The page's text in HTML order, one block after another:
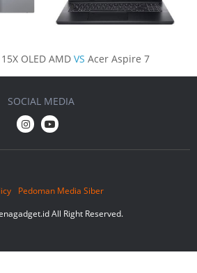
OLED AMD VS Acer Aspire 7
Pedoman Media Siber
All Right Reserved.
SOCIAL MEDIA